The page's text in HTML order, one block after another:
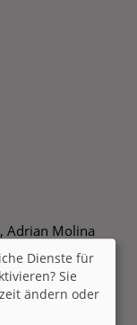
Adrian Molina
Land:
USA
Dienste für
Sie
ändern oder